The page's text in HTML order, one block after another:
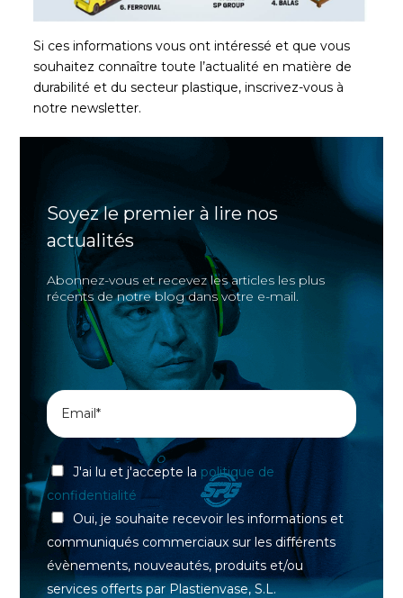
Si ces informations vous ont intéressé et que vous
souhaitez connaître toute l’actualité en matière de
durabilité et du secteur plastique, inscrivez-vous à
notre newsletter.
Soyez le premier à lire nos
actualités
Abonnez-vous et recevez les articles les plus
récents de notre blog dans votre e-mail.
J'ai lu et j'accepte la politique de
confidentialité
Oui, je souhaite recevoir les informations et
communiqués commerciaux sur les différents
évènements, nouveautés, produits et/ou
services offerts par Plastienvase, S.L.